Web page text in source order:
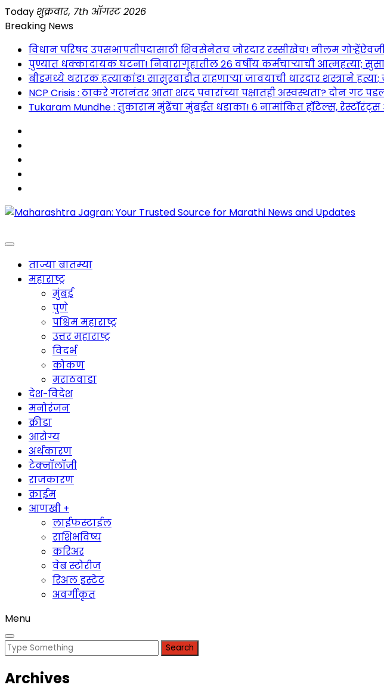
Skip
to
Today शुक्रवार, 7th ऑगस्ट 2026
Breaking News
विधान परिषद उपसभापतीपदासाठी शिवसेनेतच जोरदार रस्सीखेच! नीलम गोऱ्हेंऐवजी
पुण्यात धक्कादायक घटना! निवारागृहातील २६ वर्षीय कर्मचाऱ्याची आत्महत्या;
बीडमध्ये थरारक हत्याकांड! सासुरवाडीत राहणाऱ्या जावयाची धारदार शस्त्राने
NCP Crisis : ठाकरे गटानंतर आता शरद पवारांच्या पक्षातही अस्वस्थता? दोन गट
Tukaram Mundhe : तुकाराम मुंढेंचा मुंबईत धडाका! ६ नामांकित हॉटेल्स,
Maharashtra Jagran : Your Trusted Companion for the Latest News
ताज्या बातम्या
महाराष्ट्र
मुंबई
पुणे
पश्चिम महाराष्ट्र
उत्तर महाराष्ट्र
विदर्भ
कोकण
मराठवाडा
देश-विदेश
मनोरंजन
क्रीडा
आरोग्य
अर्थकारण
टेक्नॉलॉजी
राजकारण
क्राईम
आणखी +
लाईफस्टाईल
राशिभविष्य
करिअर
वेब स्टोरीज
रिअल इस्टेट
अवर्गीकृत
Menu
Search
Archives